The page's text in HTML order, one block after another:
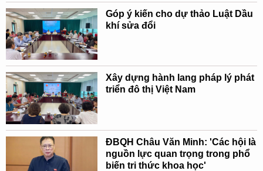
Góp ý kiến cho dự thảo Luật Dầu
khí sửa đổi
Xây dựng hành lang pháp lý phát
triển đô thị Việt Nam
ĐBQH Châu Văn Minh: 'Các hội là
nguồn lực quan trọng trong phổ
biến tri thức khoa học'